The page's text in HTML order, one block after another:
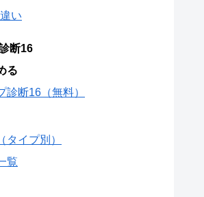
い
断16
る
診断16（無料）
タイプ別）
覧